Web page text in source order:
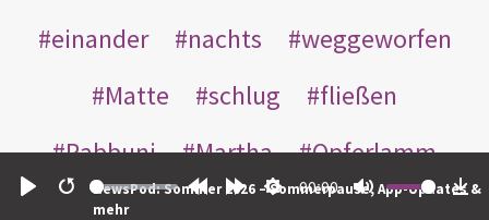
Restart
00:00
NewsPod: Sommer 2026 – Sommerpause, App-Updates &
mehr
einander
nachts
weggeworfen
Matte
schlug
fließen
Rabbuni
Martha
Opferlamm
gewaschen
jüdischen